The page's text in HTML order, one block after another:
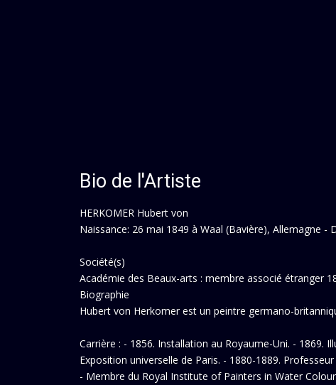
Bio de l'Artiste
HERKOMER Hubert von
Naissance: 26 mai 1849 à Waal (Bavière), Allemagne
Société(s)
Académie des Beaux-arts : membre associé étranger
Biographie
Hubert von Herkomer est un peintre germano-
Carrière : - 1856. Installation au Royaume-Uni. - 1869.
Exposition universelle de Paris. - 1880-1889.
- Membre du Royal Institute of Painters in Water